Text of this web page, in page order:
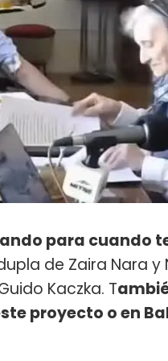
para cuando
de Zaira Nara
Kaczka. T
proyecto o en